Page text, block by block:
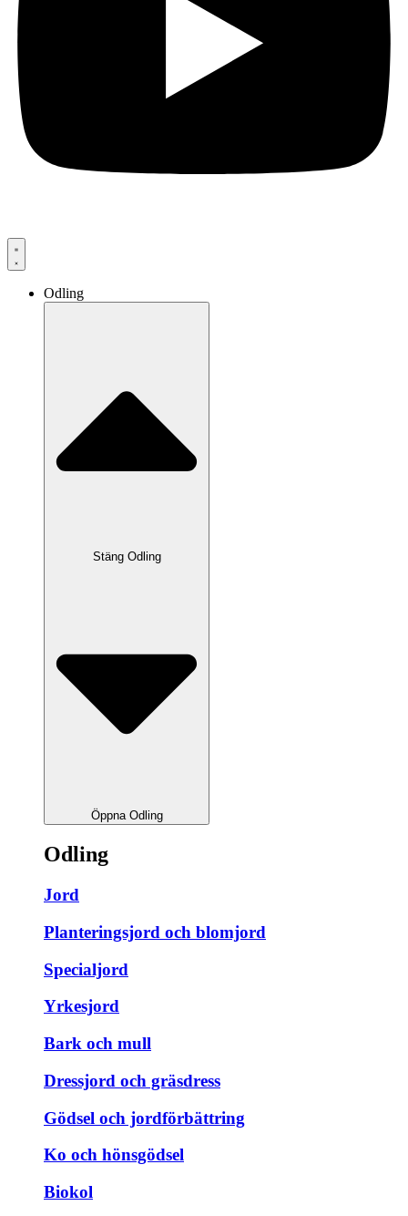
Odling
Stäng Odling
Öppna Odling
Odling
Jord
Planteringsjord och blomjord
Specialjord
Yrkesjord
Bark och mull
Dressjord och gräsdress
Gödsel och jordförbättring
Ko och hönsgödsel
Biokol